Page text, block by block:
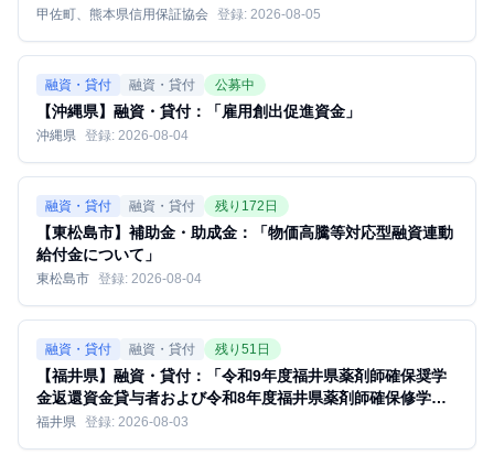
甲佐町、熊本県信用保証協会 登録: 2026-08-05
融資・貸付 融資・貸付 公募中
【沖縄県】融資・貸付：「雇用創出促進資金」
沖縄県 登録: 2026-08-04
融資・貸付 融資・貸付 残り 172 日
【東松島市】補助金・助成金：「物価高騰等対応型融資連動
給付金について」
東松島市 登録: 2026-08-04
融資・貸付 融資・貸付 残り 51 日
【福井県】融資・貸付：「令和9年度福井県薬剤師確保奨学
金返還資金貸与者および令和8年度福井県薬剤師確保修学資
金貸与者の募集について」
福井県 登録: 2026-08-03